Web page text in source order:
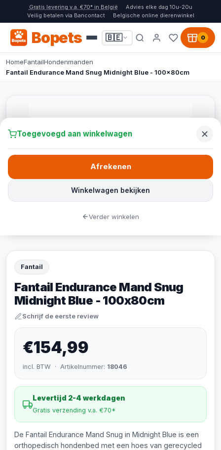
Gratis levering v.a. €70* in België
Advies elke dag 10u-20u
Veilig betalen via Bancontact
Belgische online dierenwinkel
Bopets 🇧🇪 0
HomeFantailHondenmanden
Fantail Endurance Mand Snug Midnight Blue - 100x80cm
Fantail
Fantail Endurance Mand Snug
Midnight Blue - 100x80cm
Schrijf de eerste review
€154,99
incl. BTW · Artikelnummer: 18046
Levertijd 2-4 werkdagen
Gratis verzending v.a. €70*
De Fantail Endurance Mand Snug in Midnight Blue is een
orthopedisch hondenbed met een hoes van gerecycled
Toegevoegd aan winkelwagen
Winkelwagen bekijken
Afrekenen
Verder winkelen